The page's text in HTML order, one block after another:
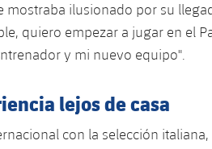
mostraba ilusionado por su
quiero empezar a jugar en el
y mi nuevo equipo".
lejos de casa
con la selección